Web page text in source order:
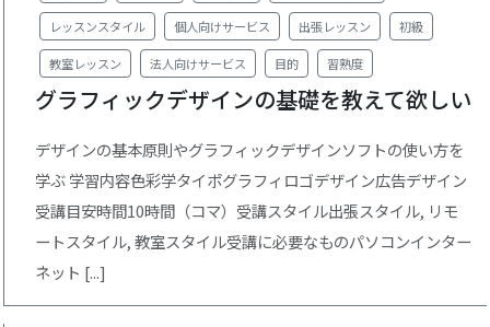
レッスンスタイル 個人向けサービス 出張レッスン 初級
教室レッスン 法人向けサービス 目的 習熟度
グラフィックデザインの基礎を教えて欲しい
デザインの基本原則やグラフィックデザインソフトの使い方を
学ぶ 学習内容色彩学タイポグラフィロゴデザイン広告デザイン
受講目安時間10時間（コマ）受講スタイル出張スタイル, リモ
ートスタイル, 教室スタイル受講に必要なものパソコンインター
ネット [...]